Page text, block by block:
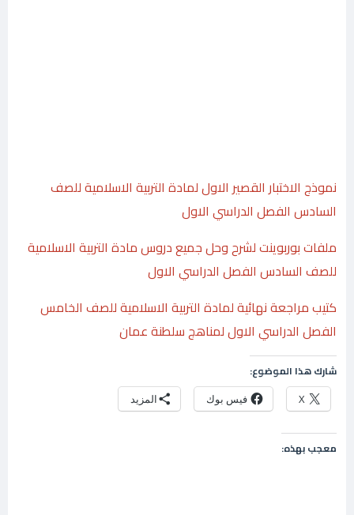
نموذج الاختبار القصير الاول لمادة التربية الاسلامية للصف
السادس الفصل الدراسي الاول
ملفات بوربوينت لشرح وحل جميع دروس مادة التربية الاسلامية
للصف السادس الفصل الدراسي الاول
كتيب مراجعة نهائية لمادة التربية الاسلامية للصف الخامس
الفصل الدراسي الاول لمناهج سلطنة عمان
شارك هذا الموضوع:
X فيس بوك المزيد
معجب بهذه: